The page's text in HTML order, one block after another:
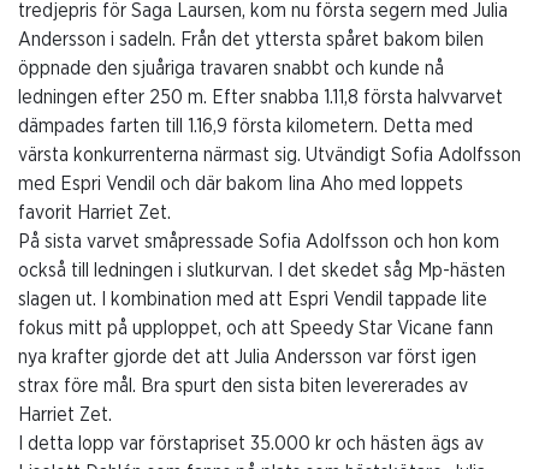
tredjepris för Saga Laursen, kom nu första segern med Julia
Andersson i sadeln. Från det yttersta spåret bakom bilen
öppnade den sjuåriga travaren snabbt och kunde nå
ledningen efter 250 m. Efter snabba 1.11,8 första halvvarvet
dämpades farten till 1.16,9 första kilometern. Detta med
värsta konkurrenterna närmast sig. Utvändigt Sofia Adolfsson
med Espri Vendil och där bakom Iina Aho med loppets
favorit Harriet Zet.
På sista varvet småpressade Sofia Adolfsson och hon kom
också till ledningen i slutkurvan. I det skedet såg Mp-hästen
slagen ut. I kombination med att Espri Vendil tappade lite
fokus mitt på upploppet, och att Speedy Star Vicane fann
nya krafter gjorde det att Julia Andersson var först igen
strax före mål. Bra spurt den sista biten levererades av
Harriet Zet.
I detta lopp var förstapriset 35.000 kr och hästen ägs av